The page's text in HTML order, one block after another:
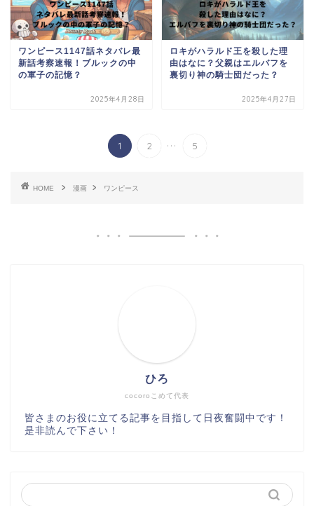
ワンピース1147話ネタバレ最
新話考察速報！ブルックの中
の軍子の記憶？
2025年4月28日
ロキがハラルド王を殺した理
由はなに？父親はエルバフを
裏切り神の騎士団だった？
2025年4月27日
1 2 ... 5
HOME 漫画 ワンピース
cocoroこめて代表
ひろ
皆さまのお役に立てる記事を目指して日夜奮闘中です！
是非読んで下さい！